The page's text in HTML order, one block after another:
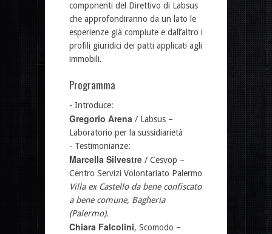
componenti del Direttivo di Labsus
che approfondiranno da un lato le
esperienze già compiute e dall’altro i
profili giuridici dei patti applicati agli
immobili.
Programma
- Introduce:
Gregorio Arena / Labsus –
Laboratorio per la sussidiarietà
- Testimonianze:
Marcella Silvestre / Cesvop –
Centro Servizi Volontariato Palermo
Villa ex Castello da bene confiscato
a bene comune, Bagheria
(Palermo).
Chiara Falcolini, Scomodo –